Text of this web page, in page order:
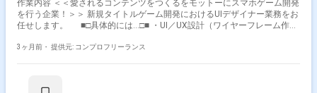
作業内容 ＜＜愛されるコンテンツをつくるをモットーにスマホゲーム開発
を行う企業！＞＞ 新規タイトルゲーム開発におけるUIデザイナー業務をお
任せします。 ■□具体的には…□■ ・UI／UX設計（ワイヤーフレーム作
成、ブラッシュアップ ・プランナー、エンジニアなど、他セクションとの
3ヶ月前・ 提供元: コンプロフリーランス